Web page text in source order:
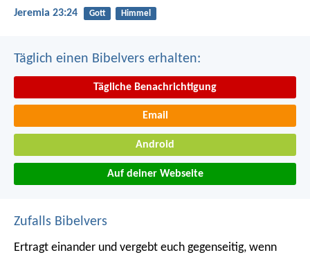
Jeremia 23:24 Gott Himmel
Täglich einen Bibelvers erhalten:
Tägliche Benachrichtigung
Email
Android
Auf deiner Webseite
Zufalls Bibelvers
Ertragt einander und vergebt euch gegenseitig, wenn